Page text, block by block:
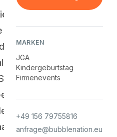
MARKEN
JGA
Kindergeburtstag
Firmenevents
+49 156 79755816
anfrage@bubblenation.eu
ganze Gemeinde
bei der
Schnitzeljagd beim
waren, sind vorbei.
für die ganze
Bubbles
meistert, in
antretet oder